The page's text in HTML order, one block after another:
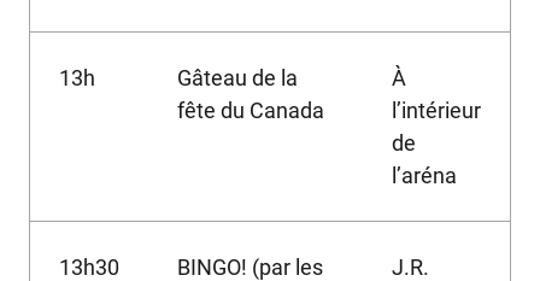
13h
Gâteau de la
fête du Canada
À
l’intérieur
de
l’aréna
13h30
BINGO! (par les
J.R.